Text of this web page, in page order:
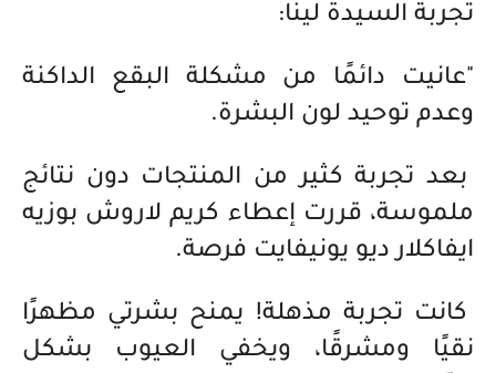
تجربة السيدة لينا:
"عانيت دائمًا من مشكلة البقع الداكنة
وعدم توحيد لون البشرة.
بعد تجربة كثير من المنتجات دون نتائج
ملموسة، قررت إعطاء كريم لاروش بوزيه
ايفاكلار ديو يونيفايت فرصة.
كانت تجربة مذهلة! يمنح بشرتي مظهرًا
نقيًا ومشرقًا، ويخفي العيوب بشكل